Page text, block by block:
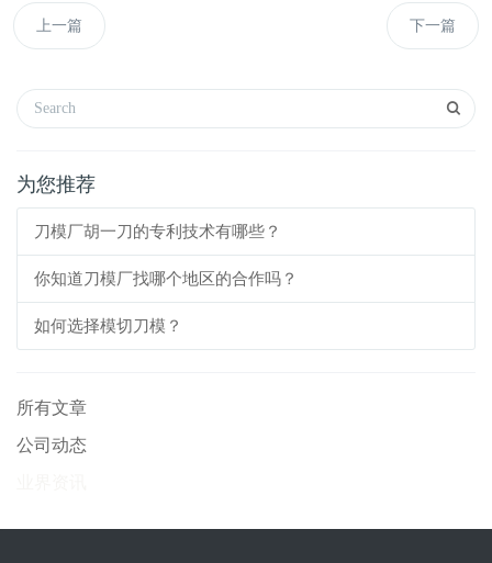
上一篇 下一篇
为您推荐
刀模厂胡一刀的专利技术有哪些？
你知道刀模厂找哪个地区的合作吗？
如何选择模切刀模？
所有文章
公司动态